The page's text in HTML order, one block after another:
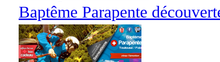
Baptême Parapente